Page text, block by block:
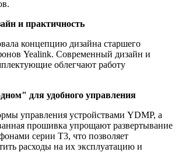
и практичность
концепцию дизайна старшего
Yealink. Современный дизайн и
облегчают работу
для удобного управления
управления устройствами YDMP, а
прошивка упрощают развертывание
серии T3, что позволяет
расходы на их эксплуатацию и